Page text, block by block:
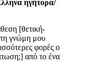
ηγήτορα/
[θετική-
τη γνώμη μου
φορές ο
από το ένα